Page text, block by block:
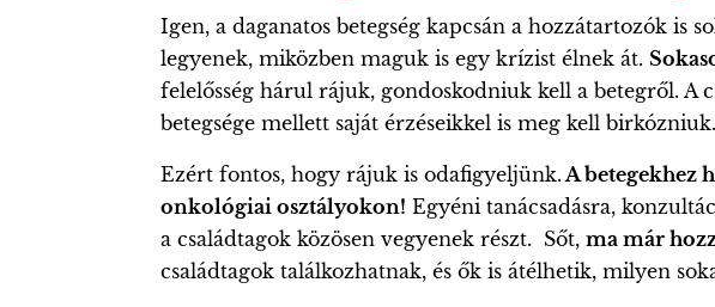
Igen, a daganatos betegség kapcsán a hozzátartozók
legyenek, miközben maguk is egy krízist élnek át.
felelősség hárul rájuk, gondoskodniuk kell a betegről. A
betegsége mellett saját érzéseikkel is meg kell
Ezért fontos, hogy rájuk is odafigyeljünk. A betegekhez
onkológiai osztályokon! Egyéni tanácsadásra,
a családtagok közösen vegyenek részt. Sőt,ma már
családtagok találkozhatnak, és ők is átélhetik, milyen